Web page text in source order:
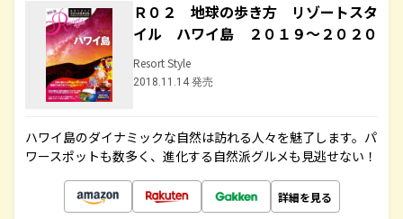
Ｒ０２ 地球の歩き方 リゾートスタ
イル ハワイ島 ２０１９～２０２０
Resort Style
2018.11.14 発売
ハワイ島のダイナミックな自然は訪れる人々を魅了します。パ
ワースポットも数多く、進化する自然派グルメも見逃せない！
詳細を見る